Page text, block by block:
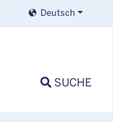
Deutsch
SUCHE